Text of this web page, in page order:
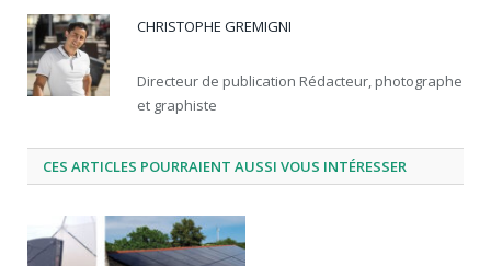
CHRISTOPHE GREMIGNI
Directeur de publication Rédacteur, photographe
et graphiste
CES ARTICLES POURRAIENT AUSSI VOUS INTÉRESSER